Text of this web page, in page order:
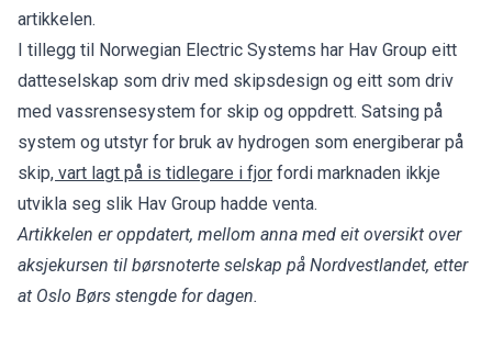
artikkelen.
I tillegg til Norwegian Electric Systems har Hav Group eitt
datteselskap som driv med skipsdesign og eitt som driv
med vassrensesystem for skip og oppdrett. Satsing på
system og utstyr for bruk av hydrogen som energiberar på
skip, vart lagt på is tidlegare i fjor fordi marknaden ikkje
utvikla seg slik Hav Group hadde venta.
Artikkelen er oppdatert, mellom anna med eit oversikt over
aksjekursen til børsnoterte selskap på Nordvestlandet, etter
at Oslo Børs stengde for dagen.